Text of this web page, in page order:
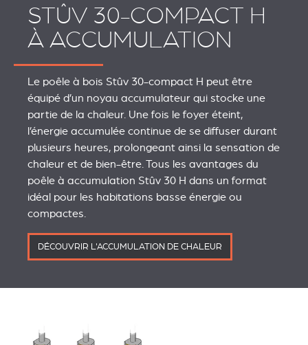
STÛV 30-COMPACT H
À ACCUMULATION
Le poêle à bois Stûv 30-compact H peut être
équipé d’un noyau accumulateur qui stocke une
partie de la chaleur. Une fois le foyer éteint,
l’énergie accumulée continue de se diffuser durant
plusieurs heures, prolongeant ainsi la sensation de
chaleur et de bien-être. Tous les avantages du
poêle à accumulation Stûv 30 H dans un format
idéal pour les habitations basse énergie ou
compactes.
DÉCOUVRIR L'ACCUMULATION DE CHALEUR